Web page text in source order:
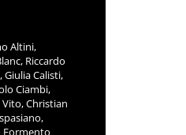
Altini,
Riccardo
Calisti,
Ciambi,
Christian
Formento